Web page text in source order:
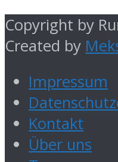
Copyright by
Created by
Impressum
Kontakt
Über uns